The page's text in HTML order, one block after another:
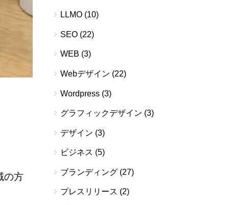
の方
LLMO(10)
SEO(22)
WEB (3)
Webデザイン (22)
Wordpress(3)
グラフィックデザイン (3)
デザイン (3)
ビジネス (5)
ブランディング(27)
プレスリリース (2)